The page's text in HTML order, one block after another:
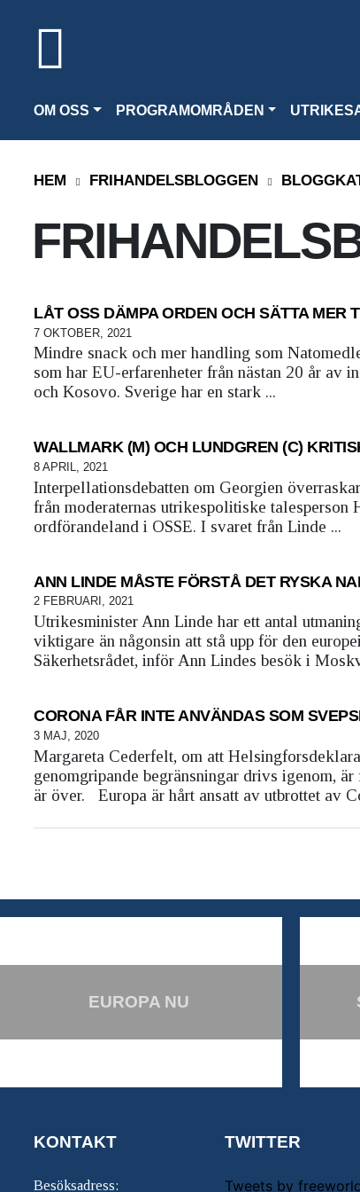
OM OSS PROGRAMOMRÅDEN
HEM FRIHANDELSBLOGGEN
LÅT OSS DÄMPA ORDEN OCH SÄTTA MER
7 OKTOBER, 2021
Mindre snack och mer handling som
som har EU-erfarenheter från nästan 20 år av
och Kosovo. Sverige har en stark ...
WALLMARK (M) OCH LUNDGREN (C)
8 APRIL, 2021
Interpellationsdebatten om Georgien
från moderaternas utrikespolitiske
ordförandeland i OSSE. I svaret från Linde ...
ANN LINDE MÅSTE FÖRSTÅ DET RYSKA
2 FEBRUARI, 2021
Utrikesminister Ann Linde har ett antal
viktigare än någonsin att stå upp för den
Säkerhetsrådet, inför Ann Lindes besök i
CORONA FÅR INTE ANVÄNDAS SOM
3 MAJ, 2020
Margareta Cederfelt, om att
genomgripande begränsningar drivs igenom,
är över. Europa är hårt ansatt av utbrottet av
EUROPA NU
KONTAKT
Besöksadress:
TWITTER
Tweets by